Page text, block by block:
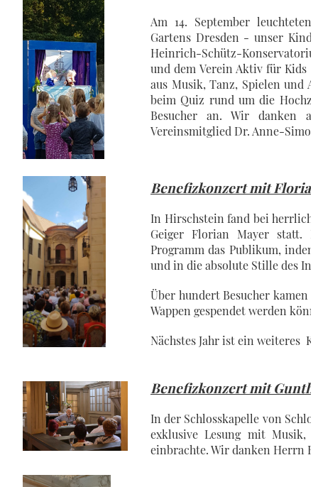
Am 14. September
Gartens Dresden - unser
Heinrich-Schütz-
und dem Verein Aktiv für Kids
aus Musik, Tanz, Spielen und
beim Quiz rund um die
Besucher an. Wir danken
Vereinsmitglied Dr. Anne-
Benefizkonzert mit
In Hirschstein fand bei
Geiger Florian Mayer statt.
Programm das Publikum,
und in die absolute Stille des
Über hundert Besucher kamen
Wappen gespendet werden
Nächstes Jahr ist ein weiteres
Benefizkonzert mit
In der Schlosskapelle von
exklusive Lesung mit
einbrachte. Wir danken Herrn